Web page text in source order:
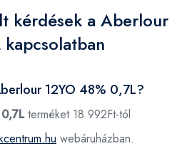
kérdések a Aberlour
12YO 48% 0,7L?
terméket 18 992Ft-tól
webáruházban.